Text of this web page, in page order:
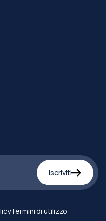
Iscriviti
Termini di utilizzo